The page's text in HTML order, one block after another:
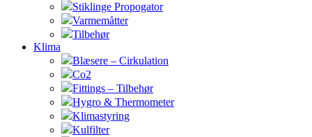
Stiklinge Propogator
Varmemåtter
Tilbehør
Klima
Blæsere – Cirkulation
Co2
Fittings – Tilbehør
Hygro & Thermometer
Klimastyring
Kulfilter